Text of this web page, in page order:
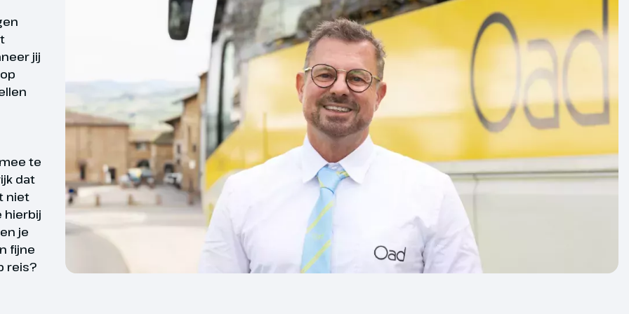
Ter plaatse bij te boeken.
Vaals & Aken
de dag met een indrukwekkend
Amerikaanse begraafplaats in
rijden we een mooie
Zuid-Limburgse
Je staat versteld van de
en de mooie vergezichten.
Vaals op de grens met België en
het Drielandenpunt vormt.
dit met 322,5 meter het
jij
te
dat
niet
hierbij
je
fijne
reis?
Wat is er fijner dan zeker weten dat jouw reis doorgaat? Bij een
georganiseerde reis is dat altijd afhankelijk van het aantal
deelnemers. Toch willen we je zoveel mogelijk garantie bieden.
Daarom bieden wij reizen aan met ‘gegarandeerd vertrek’. Dit zijn
reizen waarvan wij op basis van geschiedenis en ervaring met 99%
zekerheid kunnen zeggen dat ze doorgaan. Slechts in zeer zeldzame
gevallen kan het zijn dat een garante reis alsnog moet worden
ingetrokken. Bijv. door een grote annulering of reisbeperkende
oorzaken buiten onze invloedsfeer.
Bij data en prijzen zie je of deze reis vertrekgarantie heeft.